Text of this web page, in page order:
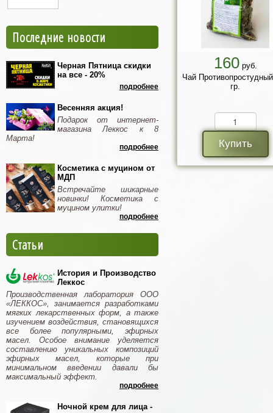
Последние новости
Черная Пятница скидки
на все - 20%
подробнее
Весенняя акция!
Подарок от интернет-
магазина Леккос к 8
Марта!
подробнее
Косметика с муцином от
МДП
Встречайте шикарные
новинки! Косметика с
муцином улитки!
подробнее
Статьи
История и Производство
Леккос
Производственная лаборатория ООО
«ЛЕККОС», занимается разработками
мягких лекарственных форм, а также
изучением воздействия, становящихся
все более популярными, эфирных
масел. Особое внимание уделяется
составлению уникальных композиций
эфирных масел, которые при
минимальном введении давали бы
максимальный эффект.
подробнее
Ночной крем для лица -
160руб.
Чай
гр.
Купить